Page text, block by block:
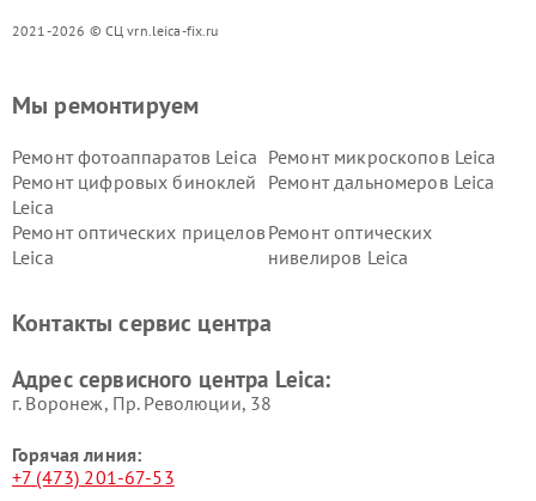
2021-2026 © СЦ vrn.leica-fix.ru
Мы ремонтируем
Ремонт фотоаппаратов Leica Ремонт микроскопов Leica
Ремонт цифровых биноклей
Leica
Ремонт дальномеров Leica
Ремонт оптических прицелов
Leica
Ремонт оптических
нивелиров Leica
Контакты сервис центра
Адрес сервисного центра Leica:
г. Воронеж, Пр. Революции, 38
Горячая линия:
+7 (473) 201-67-53